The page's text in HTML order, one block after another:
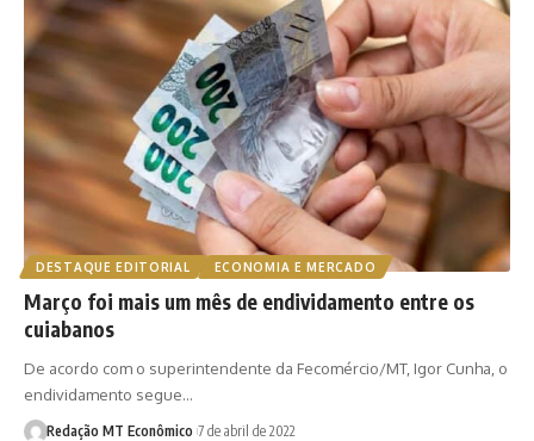
DESTAQUE EDITORIAL ECONOMIA E MERCADO
Março foi mais um mês de endividamento entre os
cuiabanos
De acordo com o superintendente da Fecomércio/MT, Igor Cunha, o
endividamento segue…
Redação MT Econômico 7 de abril de 2022